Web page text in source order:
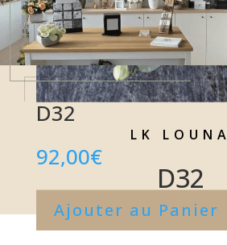
LK LOUNA
D32
D32
92,00€
Ajouter au Panier